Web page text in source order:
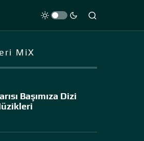
MiX
Başımıza Dizi